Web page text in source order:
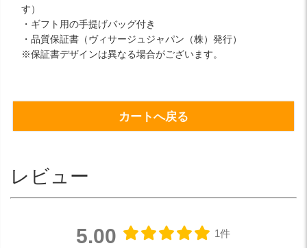
す）
・ギフト用の手提げバッグ付き
・品質保証書（ヴィサージュジャパン（株）発行）
※保証書デザインは異なる場合がございます。
カートへ戻る
レビュー
5.00 1件